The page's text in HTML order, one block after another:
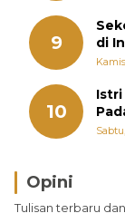
9
di
10
Istri
Opini
Tulisan terbaru
Brasil Lebih
Punya Cara